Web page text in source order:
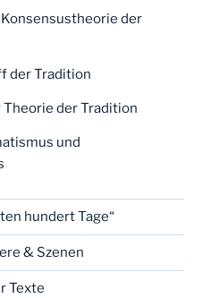
der
der Tradition
der Tradition
und
hundert Tage“
& Szenen
Texte